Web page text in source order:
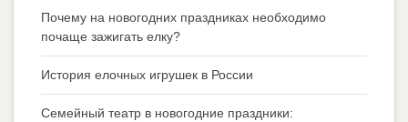
Почему на новогодних праздниках необходимо
почаще зажигать елку?
История елочных игрушек в России
Семейный театр в новогодние праздники: